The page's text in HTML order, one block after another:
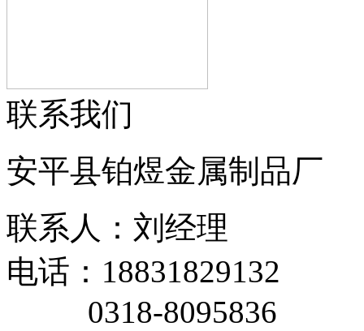
联系我们
安平县铂煜金属制品厂
联系人：刘经理
电话：18831829132
0318-8095836